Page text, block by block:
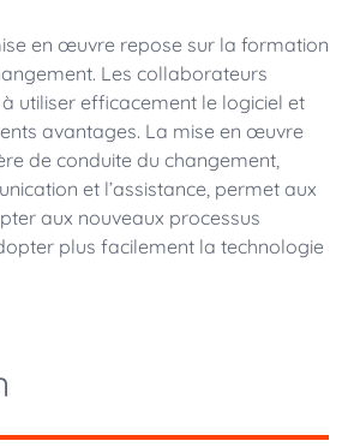
en œuvre repose sur la formation
Les collaborateurs
utiliser efficacement le logiciel et
avantages. La mise en œuvre
de conduite du changement,
et l’assistance, permet aux
aux nouveaux processus
plus facilement la technologie